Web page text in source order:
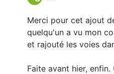
Merci pour cet ajout
quelqu'un a vu mon
et rajouté les voies
Faite avant hier,